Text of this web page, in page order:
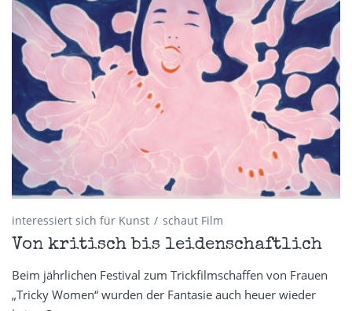
interessiert sich für Kunst schaut Film
Von kritisch bis leidenschaftlich
Beim jährlichen Festival zum Trickfilmschaffen von Frauen
„Tricky Women“ wurden der Fantasie auch heuer wieder